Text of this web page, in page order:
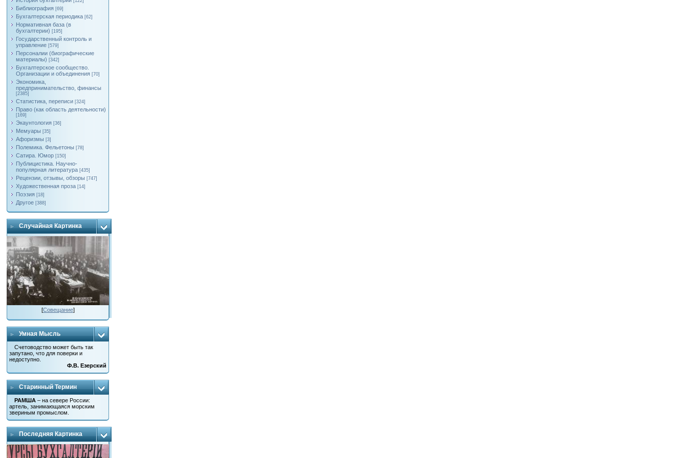
Библиография [69]
Бухгалтерская периодика [62]
Нормативная база (в
бухгалтерии) [195]
Государственный контроль и
управление [579]
Персоналии (биографические
материалы) [342]
Бухгалтерское сообщество.
Организации и объединения [70]
Экономика,
предпринимательство, финансы
[2385]
Статистика, переписи [324]
Право (как область деятельности)
[169]
Экаунтология [36]
Мемуары [35]
Афоризмы [3]
Полемика. Фельетоны [78]
Сатира. Юмор [150]
Публицистика. Научно-
популярная литература [435]
Рецензии, отзывы, обзоры [747]
Художественная проза [14]
Поэзия [18]
Другое [388]
Случайная Картинка
[Совещание]
Умная Мысль
Счетоводство может быть так
запутано, что для поверки и
недоступно.
Ф.В. Езерский
Старинный Термин
РАМША – на севере России:
артель, занимающаяся морским
звериным промыслом.
Последняя Картинка